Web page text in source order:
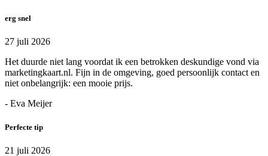
erg snel
27 juli 2026
Het duurde niet lang voordat ik een betrokken deskundige vond via
marketingkaart.nl. Fijn in de omgeving, goed persoonlijk contact en
niet onbelangrijk: een mooie prijs.
- Eva Meijer
Perfecte tip
21 juli 2026